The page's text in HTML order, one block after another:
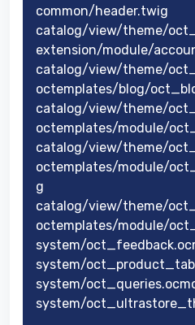
common/header.twig
catalog/view/theme/
extension/module/
catalog/view/theme/
octemplates/blog/
catalog/view/theme/
octemplates/module/
catalog/view/theme/
octemplates/module/
g
catalog/view/theme/
octemplates/module/
system/
system/
system/
system/